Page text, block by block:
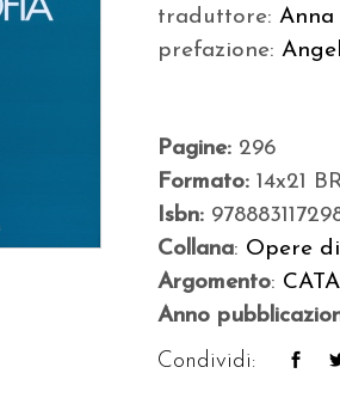
traduttore:Anna
prefazione:
Pagine: 296
Formato:14x21
Isbn:
Collana: Opere
Argomento:
Anno
Condividi: